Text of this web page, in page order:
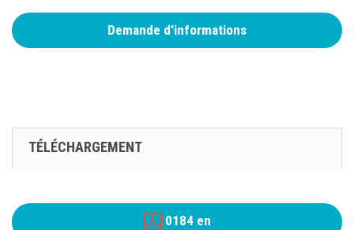
Demande d'informations
TÉLÉCHARGEMENT
0184 en